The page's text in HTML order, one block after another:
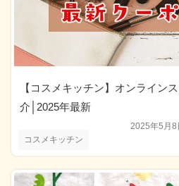
コスメキッチン
2025年5月8
【コスメキッチン】オンライン
介│2025年最新